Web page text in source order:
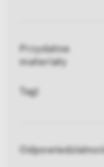
Przydatne
materiały
Tagi